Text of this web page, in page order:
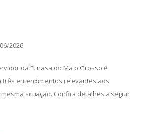
2026
da Funasa do Mato Grosso é
três entendimentos relevantes aos
situação. Confira detalhes a seguir